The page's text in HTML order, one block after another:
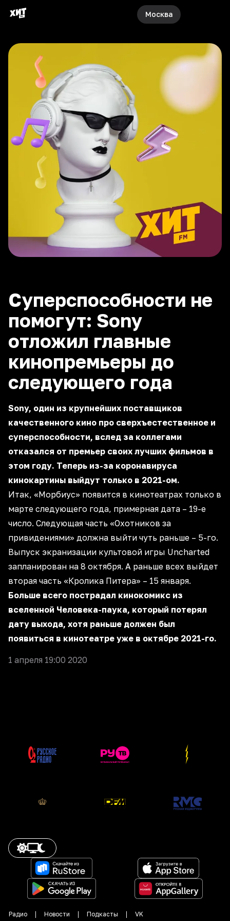
Москва
Суперспособности не
помогут: Sony
отложил главные
кинопремьеры до
следующего года
Sony, один из крупнейших поставщиков
качественного кино про сверхъестественное и
суперспособности, вслед за коллегами
отказался от премьер своих лучших фильмов в
этом году. Теперь из-за коронавируса
кинокартины выйдут только в 2021-ом.
Итак, «Морбиус» появится в кинотеатрах только в
марте следующего года, примерная дата – 19-е
число. Следующая часть «Охотников за
привидениями» должна выйти чуть раньше – 5-го.
Выпуск экранизации культовой игры Uncharted
запланирован на 8 октября. А раньше всех выйдет
вторая часть «Кролика Питера» – 15 января.
Больше всего пострадал кинокомикс из
вселенной Человека-паука, который потерял
дату выхода, хотя раньше должен был
появиться в кинотеатре уже в октябре 2021-го.
1 апреля 19:00 2020
Радио Новости Подкасты VK